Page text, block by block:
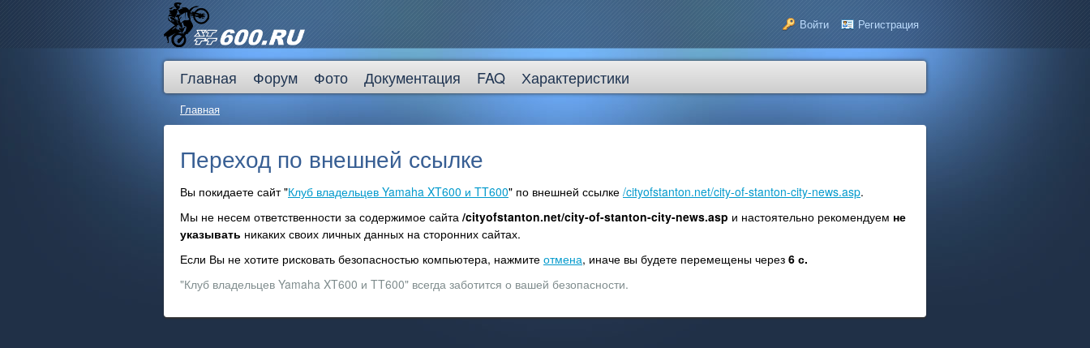
Войти Регистрация
Главная Форум Фото Документация FAQ Характеристики
Главная
Переход по внешней ссылке
Вы покидаете сайт "Клуб владельцев Yamaha XT600 и TT600" по внешней ссылке /cityofstanton.net/city-of-stanton-city-news.asp.
Мы не несем ответственности за содержимое сайта /cityofstanton.net/city-of-stanton-city-news.asp и настоятельно рекомендуем не
указывать никаких своих личных данных на сторонних сайтах.
Если Вы не хотите рисковать безопасностью компьютера, нажмите отмена, иначе вы будете перемещены через 6 с.
"Клуб владельцев Yamaha XT600 и TT600" всегда заботится о вашей безопасности.